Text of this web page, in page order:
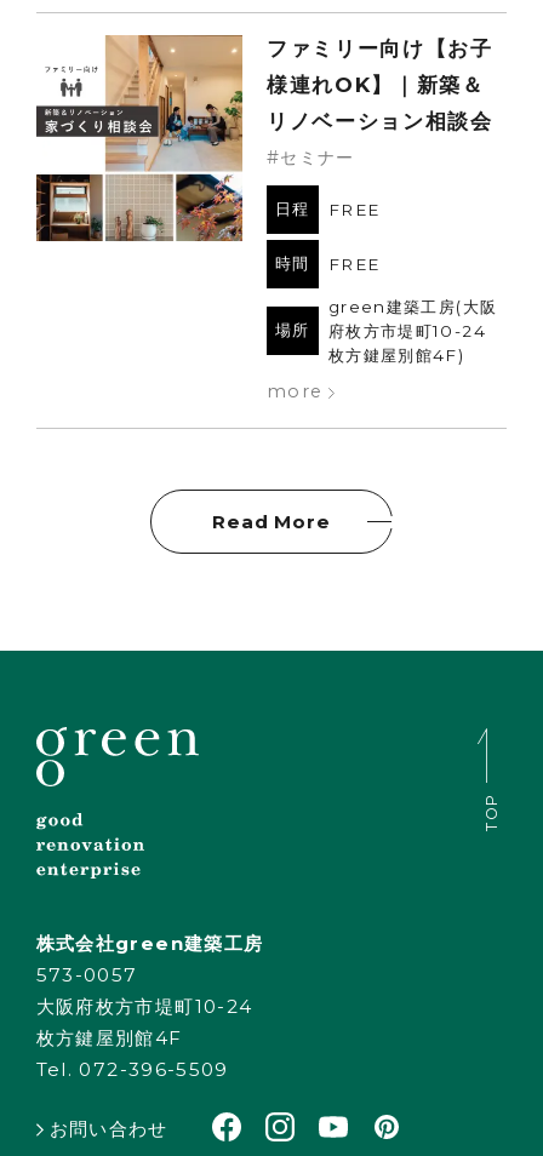
ファミリー向け【お子
様連れOK】｜新築＆
リノベーション相談会
#セミナー
日程 FREE
時間 FREE
場所
green建築工房(大阪
府枚方市堤町10-24
枚方鍵屋別館4F)
more
Read More
株式会社green建築工房
573-0057
大阪府枚方市堤町10-24
枚方鍵屋別館4F
Tel. 072-396-5509
お問い合わせ
TOP